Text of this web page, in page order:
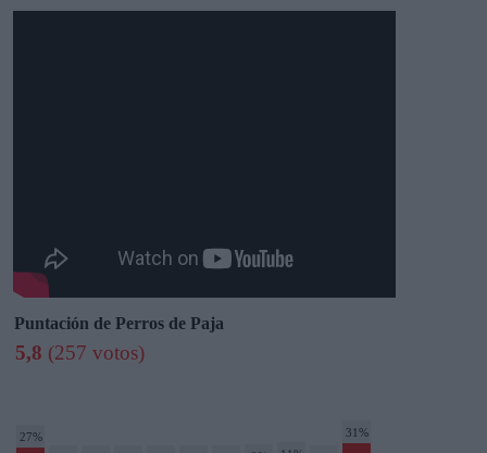
Puntación de Perros de Paja
5,8 (257 votos)
27%
31%